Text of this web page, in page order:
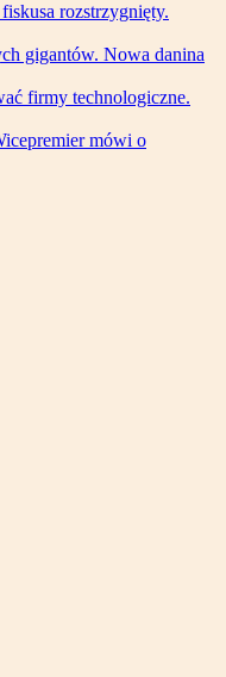
rozstrzygnięty.
gigantów. Nowa danina
firmy technologiczne.
mówi o